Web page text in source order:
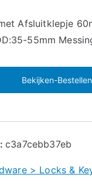
Afsluitklepje
55mm
Bekijken-Bestellen
c3a7cebb37eb
> Locks &